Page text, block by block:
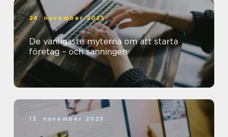
24. november 2025
De vanligaste myterna om att starta
företag – och sanningen
13. november 2025